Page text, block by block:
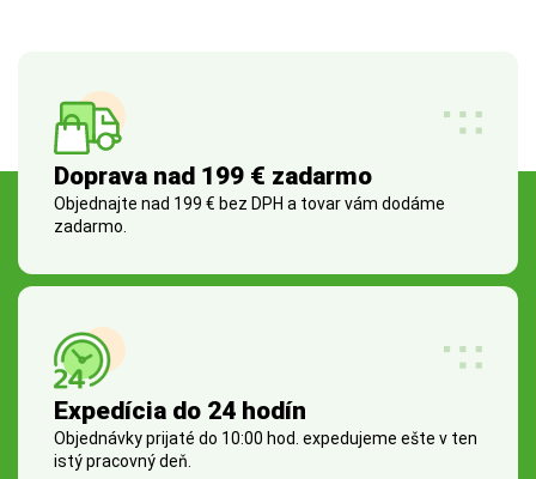
Doprava nad 199 € zadarmo
Objednajte nad 199 € bez DPH a tovar vám dodáme
zadarmo.
Expedícia do 24 hodín
Objednávky prijaté do 10:00 hod. expedujeme ešte v ten
istý pracovný deň.